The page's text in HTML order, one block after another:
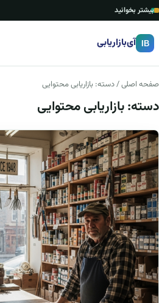
بیشتر بخوانید
IB آی‌بازاریابی
صفحه اصلی/ دسته: بازاریابی محتوایی
دسته:بازاریابی محتوایی